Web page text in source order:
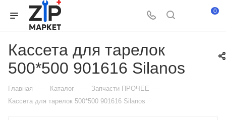
0
Кассета для тарелок
500*500 901616 Silanos
Главная — Каталог — Запчасти ПРОЧЕЕ —
Кассета для тарелок 500*500 901616 Silanos